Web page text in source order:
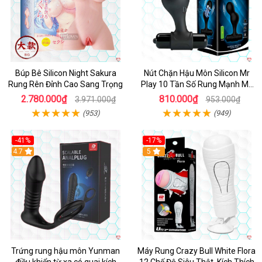
Búp Bê Silicon Night Sakura
Rung Rên Đỉnh Cao Sang Trọng
2.780.000₫ 3.971.000₫
(953)
Nút Chặn Hậu Môn Silicon Mr
Play 10 Tần Số Rung Mạnh Mẽ
Kích Thích
810.000₫ 953.000₫
(949)
-41%
Hot
4.7
Trứng rung hậu môn Yunman
-17%
5
Máy Rung Crazy Bull White Flora